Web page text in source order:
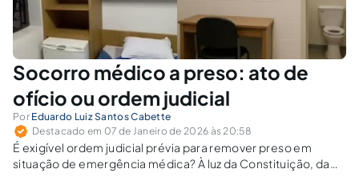
Socorro médico a preso: ato de
ofício ou ordem judicial
Por Eduardo Luiz Santos Cabette
Destacado em 07 de Janeiro de 2026 às 20:58
É exigível ordem judicial prévia para remover preso em
situação de emergência médica? À luz da Constituição, da